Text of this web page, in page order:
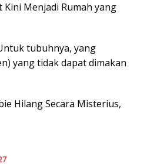
Menjadi Rumah yang
tubuhnya, yang
yang tidak dapat dimakan
Hilang Secara Misterius,